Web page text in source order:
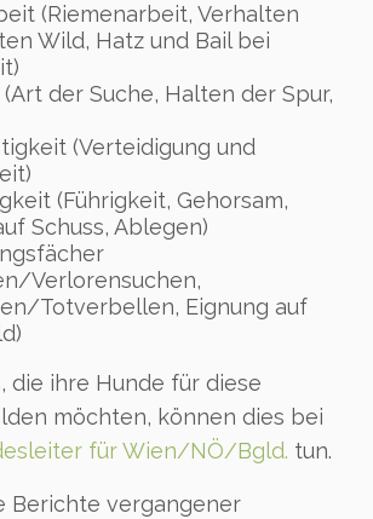
(Riemenarbeit, Verhalten
Wild, Hatz und Bail bei
der Suche, Halten der Spur,
(Verteidigung und
(Führigkeit, Gehorsam,
Schuss, Ablegen)
Verlorensuchen,
Totverbellen, Eignung auf
die ihre Hunde für diese
möchten, können dies bei
für Wien/NÖ/Bgld. tun.
Berichte vergangener